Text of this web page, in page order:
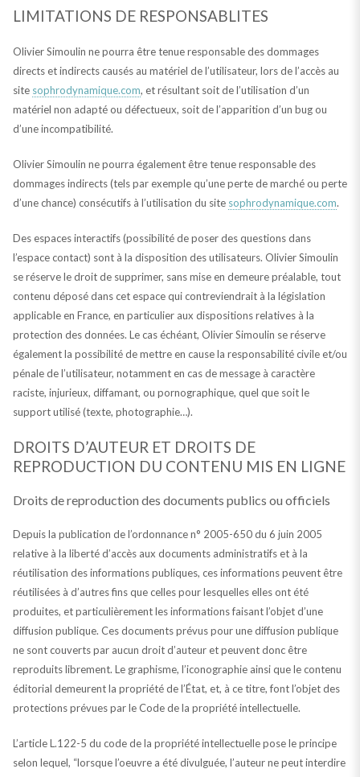
LIMITATIONS DE RESPONSABLITES
Olivier Simoulin ne pourra être tenue responsable des dommages
directs et indirects causés au matériel de l’utilisateur, lors de l’accès au
site sophrodynamique.com, et résultant soit de l’utilisation d’un
matériel non adapté ou défectueux, soit de l’apparition d’un bug ou
d’une incompatibilité.
Olivier Simoulin ne pourra également être tenue responsable des
dommages indirects (tels par exemple qu’une perte de marché ou perte
d’une chance) consécutifs à l’utilisation du site sophrodynamique.com.
Des espaces interactifs (possibilité de poser des questions dans
l’espace contact) sont à la disposition des utilisateurs. Olivier Simoulin
se réserve le droit de supprimer, sans mise en demeure préalable, tout
contenu déposé dans cet espace qui contreviendrait à la législation
applicable en France, en particulier aux dispositions relatives à la
protection des données. Le cas échéant, Olivier Simoulin se réserve
également la possibilité de mettre en cause la responsabilité civile et/ou
pénale de l’utilisateur, notamment en cas de message à caractère
raciste, injurieux, diffamant, ou pornographique, quel que soit le
support utilisé (texte, photographie…).
DROITS D’AUTEUR ET DROITS DE
REPRODUCTION DU CONTENU MIS EN LIGNE
Droits de reproduction des documents publics ou officiels
Depuis la publication de l’ordonnance n° 2005-650 du 6 juin 2005
relative à la liberté d’accès aux documents administratifs et à la
réutilisation des informations publiques, ces informations peuvent être
réutilisées à d’autres fins que celles pour lesquelles elles ont été
produites, et particulièrement les informations faisant l’objet d’une
diffusion publique. Ces documents prévus pour une diffusion publique
ne sont couverts par aucun droit d’auteur et peuvent donc être
reproduits librement. Le graphisme, l’iconographie ainsi que le contenu
éditorial demeurent la propriété de l’État, et, à ce titre, font l’objet des
protections prévues par le Code de la propriété intellectuelle.
L’article L.122-5 du code de la propriété intellectuelle pose le principe
selon lequel, “lorsque l’oeuvre a été divulguée, l’auteur ne peut interdire